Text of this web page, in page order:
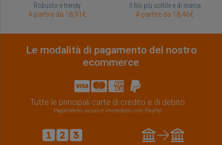
Robusto e trendy
A partire da 18,91€
Il filo più sottile e di marca
A partire da 18,46€
Le modalità di pagamento del nostro
ecommerce
Tutte le principali carte di credito e di debito
Pagamento sicuro e immediato con PayPal